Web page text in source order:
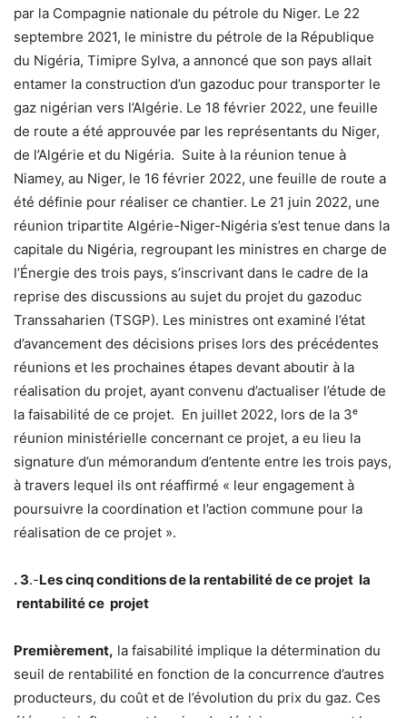
par la Compagnie nationale du pétrole du Niger. Le 22
septembre 2021, le ministre du pétrole de la République
du Nigéria, Timipre Sylva, a annoncé que son pays allait
entamer la construction d’un gazoduc pour transporter le
gaz nigérian vers l’Algérie. Le 18 février 2022, une feuille
de route a été approuvée par les représentants du Niger,
de l’Algérie et du Nigéria. Suite à la réunion tenue à
Niamey, au Niger, le 16 février 2022, une feuille de route a
été définie pour réaliser ce chantier. Le 21 juin 2022, une
réunion tripartite Algérie-Niger-Nigéria s’est tenue dans la
capitale du Nigéria, regroupant les ministres en charge de
l’Énergie des trois pays, s’inscrivant dans le cadre de la
reprise des discussions au sujet du projet du gazoduc
Transsaharien (TSGP). Les ministres ont examiné l’état
d’avancement des décisions prises lors des précédentes
réunions et les prochaines étapes devant aboutir à la
réalisation du projet, ayant convenu d’actualiser l’étude de
la faisabilité de ce projet. En juillet 2022, lors de la 3ᵉ
réunion ministérielle concernant ce projet, a eu lieu la
signature d’un mémorandum d’entente entre les trois pays,
à travers lequel ils ont réaffirmé « leur engagement à
poursuivre la coordination et l’action commune pour la
réalisation de ce projet ».
. 3.-Les cinq conditions de la rentabilité de ce projet la
rentabilité ce projet
Premièrement, la faisabilité implique la détermination du
seuil de rentabilité en fonction de la concurrence d’autres
producteurs, du coût et de l’évolution du prix du gaz. Ces